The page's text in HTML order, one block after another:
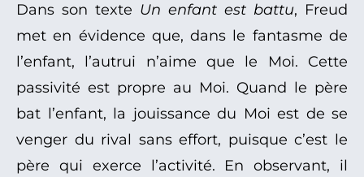
Dans son texte Un enfant est battu, Freud
met en évidence que, dans le fantasme de
l’enfant, l’autrui n’aime que le Moi. Cette
passivité est propre au Moi. Quand le père
bat l’enfant, la jouissance du Moi est de se
venger du rival sans effort, puisque c’est le
père qui exerce l’activité. En observant, il